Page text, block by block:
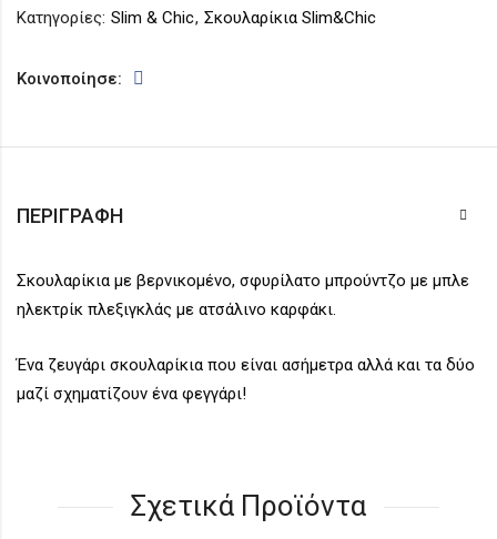
Κατηγορίες: Slim & Chic, Σκουλαρίκια Slim&Chic
Κοινοποίησε:
ΠΕΡΙΓΡΑΦΉ
Σκουλαρίκια με βερνικομένο, σφυρίλατο μπρούντζο με μπλε
ηλεκτρίκ πλεξιγκλάς με ατσάλινο καρφάκι.
Ένα ζευγάρι σκουλαρίκια που είναι ασήμετρα αλλά και τα δύο
μαζί σχηματίζουν ένα φεγγάρι!
Σχετικά Προϊόντα